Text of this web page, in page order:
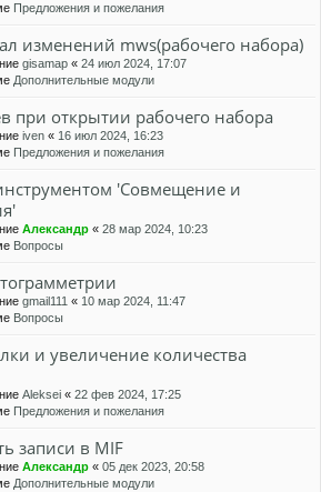
Предложения и пожелания
изменений mws(рабочего набора)
gisamap « 24 июл 2024, 17:07
Дополнительные модули
при открытии рабочего набора
iven « 16 июл 2024, 16:23
Предложения и пожелания
'Совмещение и
Александр « 28 мар 2024, 10:23
Вопросы
gmail111 « 10 мар 2024, 11:47
Вопросы
и увеличение количества
Aleksei « 22 фев 2024, 17:25
Предложения и пожелания
записи в MIF
Александр « 05 дек 2023, 20:58
Дополнительные модули